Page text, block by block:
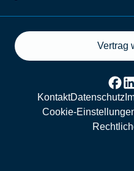
Vertrag
KontaktDatenschutz
Cookie-